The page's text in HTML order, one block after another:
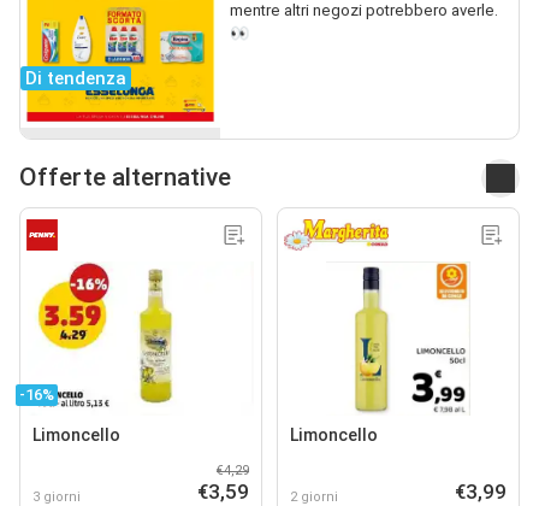
Di tendenza
mentre altri negozi potrebbero averle.
👀
Offerte alternative
-16%
Limoncello
3 giorni
€4,29
€3,59
Limoncello
2 giorni €3,99